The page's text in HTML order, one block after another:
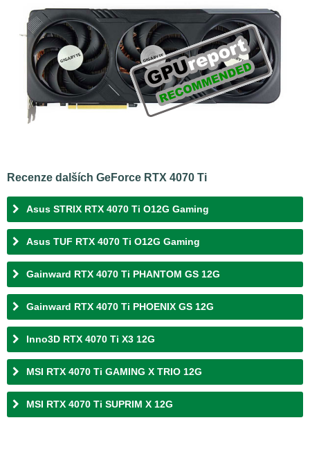
Recenze dalších GeForce RTX 4070 Ti
Asus STRIX RTX 4070 Ti O12G Gaming
Asus TUF RTX 4070 Ti O12G Gaming
Gainward RTX 4070 Ti PHANTOM GS 12G
Gainward RTX 4070 Ti PHOENIX GS 12G
Inno3D RTX 4070 Ti X3 12G
MSI RTX 4070 Ti GAMING X TRIO 12G
MSI RTX 4070 Ti SUPRIM X 12G